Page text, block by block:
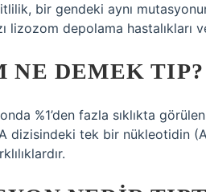
bir gendeki aynı
lizozom depolama hastalıkları
NE DEMEK TIP?
%1’den fazla sıklıkta
tek bir nükleotidin